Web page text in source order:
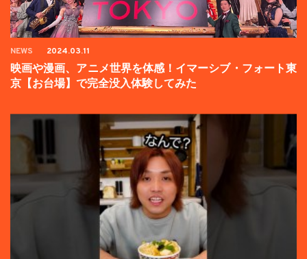
NEWS 2024.03.11
映画や漫画、アニメ世界を体感！イマーシブ・フォート東
京【お台場】で完全没入体験してみた